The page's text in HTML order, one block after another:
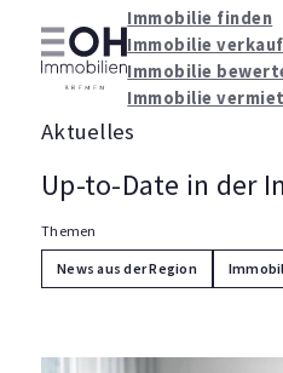
Immobilie finden
Immobilie
Immobilie
Immobilie
Aktuelles
Up-to-Date in der
Themen
News aus der Region